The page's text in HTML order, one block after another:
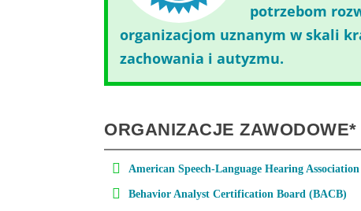
potrzebom
organizacjom uznanym w skali
zachowania i autyzmu.
ORGANIZACJE ZAWODOWE*
American Speech-Language Hearing
Behavior Analyst Certification Board (BACB)